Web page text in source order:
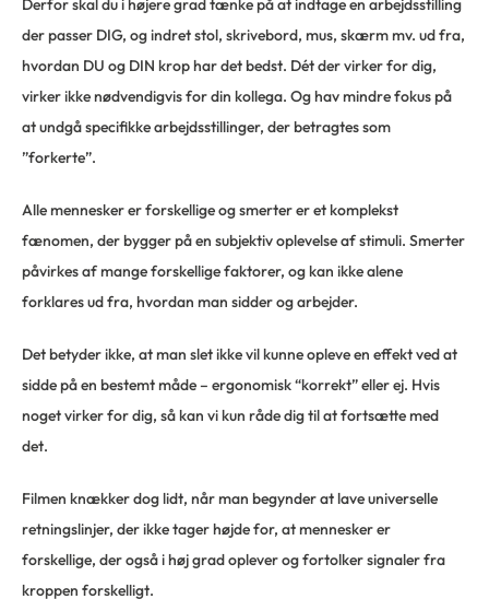
Derfor skal du i højere grad tænke på at indtage en arbejdsstilling
der passer DIG, og indret stol, skrivebord, mus, skærm mv. ud fra,
hvordan DU og DIN krop har det bedst. Dét der virker for dig,
virker ikke nødvendigvis for din kollega. Og hav mindre fokus på
at undgå specifikke arbejdsstillinger, der betragtes som
”forkerte”.
Alle mennesker er forskellige og smerter er et komplekst
fænomen, der bygger på en subjektiv oplevelse af stimuli. Smerter
påvirkes af mange forskellige faktorer, og kan ikke alene
forklares ud fra, hvordan man sidder og arbejder.
Det betyder ikke, at man slet ikke vil kunne opleve en effekt ved at
sidde på en bestemt måde – ergonomisk “korrekt” eller ej. Hvis
noget virker for dig, så kan vi kun råde dig til at fortsætte med
det.
Filmen knækker dog lidt, når man begynder at lave universelle
retningslinjer, der ikke tager højde for, at mennesker er
forskellige, der også i høj grad oplever og fortolker signaler fra
kroppen forskelligt.